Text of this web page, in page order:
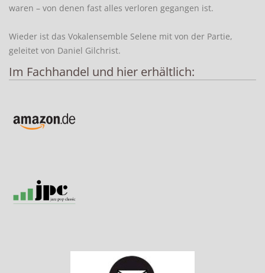
waren – von denen fast alles verloren gegangen ist.
Wieder ist das Vokalensemble Selene mit von der Partie,
geleitet von Daniel Gilchrist.
Im Fachhandel und hier erhältlich: